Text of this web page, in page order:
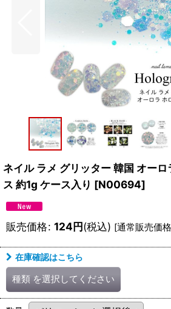
ネイル ラメ グリッター 韓国 オー
ス 約1g ケース入り [N00694]
販売価格: 124円(税込) [通常販売価格
在庫確認はこちら
種類 を選択してください